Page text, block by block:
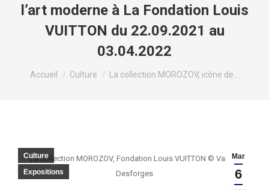
l’art moderne à La Fondation Louis
VUITTON du 22.09.2021 au
03.04.2022
Vous êtes ici :
Accueil Culture La collection MOROZOV, icône de…
Mar
6
Culture
Expositions
La collection MOROZOV, Fondation Louis VUITTON © Valérie
Desforges